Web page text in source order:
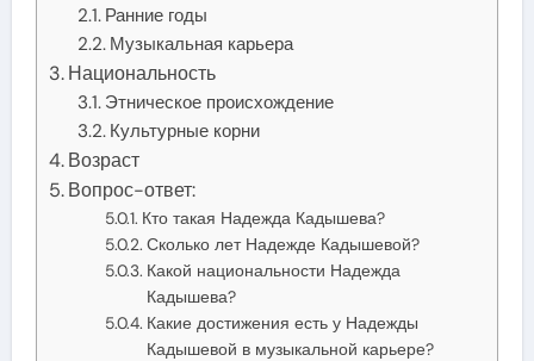
Ранние годы
Музыкальная карьера
Национальность
Этническое происхождение
Культурные корни
Возраст
Вопрос-ответ:
Кто такая Надежда Кадышева?
Сколько лет Надежде Кадышевой?
Какой национальности Надежда
Кадышева?
Какие достижения есть у Надежды
Кадышевой в музыкальной карьере?